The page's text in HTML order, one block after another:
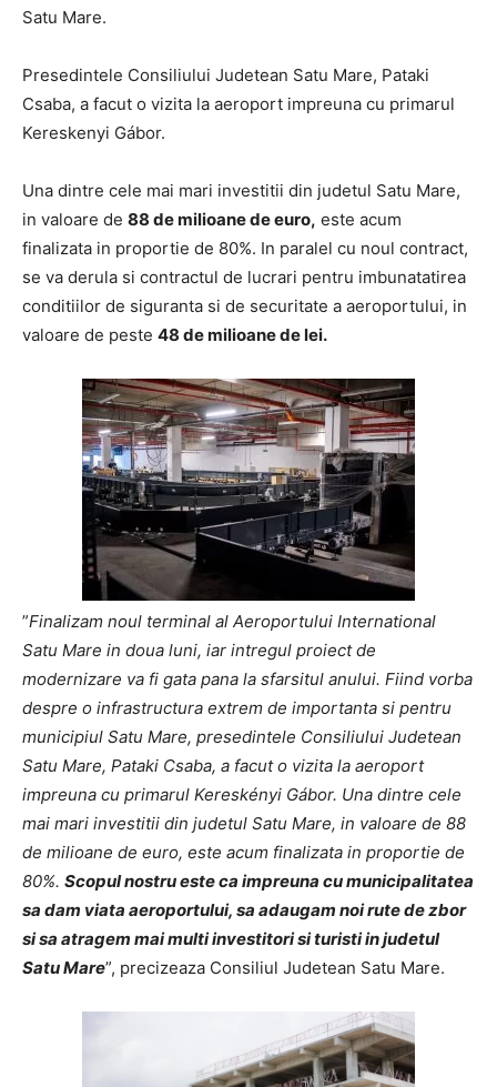
Satu Mare.
Presedintele Consiliului Judetean Satu Mare, Pataki
Csaba, a facut o vizita la aeroport impreuna cu primarul
Kereskenyi Gábor.
Una dintre cele mai mari investitii din judetul Satu Mare,
in valoare de 88 de milioane de euro, este acum
finalizata in proportie de 80%. In paralel cu noul contract,
se va derula si contractul de lucrari pentru imbunatatirea
conditiilor de siguranta si de securitate a aeroportului, in
valoare de peste 48 de milioane de lei.
”Finalizam noul terminal al Aeroportului International
Satu Mare in doua luni, iar intregul proiect de
modernizare va fi gata pana la sfarsitul anului. Fiind vorba
despre o infrastructura extrem de importanta si pentru
municipiul Satu Mare, presedintele Consiliului Judetean
Satu Mare, Pataki Csaba, a facut o vizita la aeroport
impreuna cu primarul Kereskényi Gábor. Una dintre cele
mai mari investitii din judetul Satu Mare, in valoare de 88
de milioane de euro, este acum finalizata in proportie de
80%. Scopul nostru este ca impreuna cu municipalitatea
sa dam viata aeroportului, sa adaugam noi rute de zbor
si sa atragem mai multi investitori si turisti in judetul
Satu Mare”, precizeaza Consiliul Judetean Satu Mare.